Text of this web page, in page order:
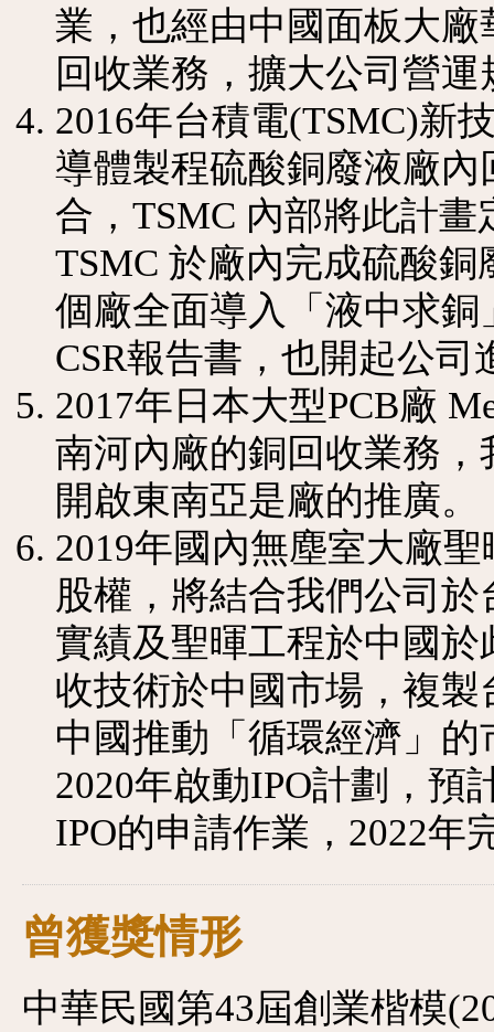
業，也經由中國面板大
回收業務，擴大公司營運
2016年台積電(TSMC)新
導體製程硫酸銅廢液廠
合，TSMC 內部將此計
TSMC 於廠內完成硫酸
個廠全面導入「液中求銅
CSR報告書，也開起公
2017年日本大型PCB廠
南河內廠的銅回收業務
開啟東南亞是廠的推廣。
2019年國內無塵室大廠
股權，將結合我們公司
實績及聖暉工程於中國
收技術於中國市場，複
中國推動「循環經濟」
2020年啟動IPO計劃，預
IPO的申請作業，2022年
曾獲獎情形
中華民國第43屆創業楷模